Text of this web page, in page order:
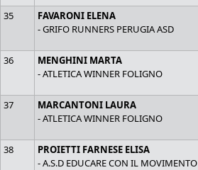
35
FAVARONI ELENA
- GRIFO RUNNERS PERUGIA ASD
36
MENGHINI MARTA
- ATLETICA WINNER FOLIGNO
37
MARCANTONI LAURA
- ATLETICA WINNER FOLIGNO
38
PROIETTI FARNESE ELISA
- A.S.D EDUCARE CON IL MOVIMENTO